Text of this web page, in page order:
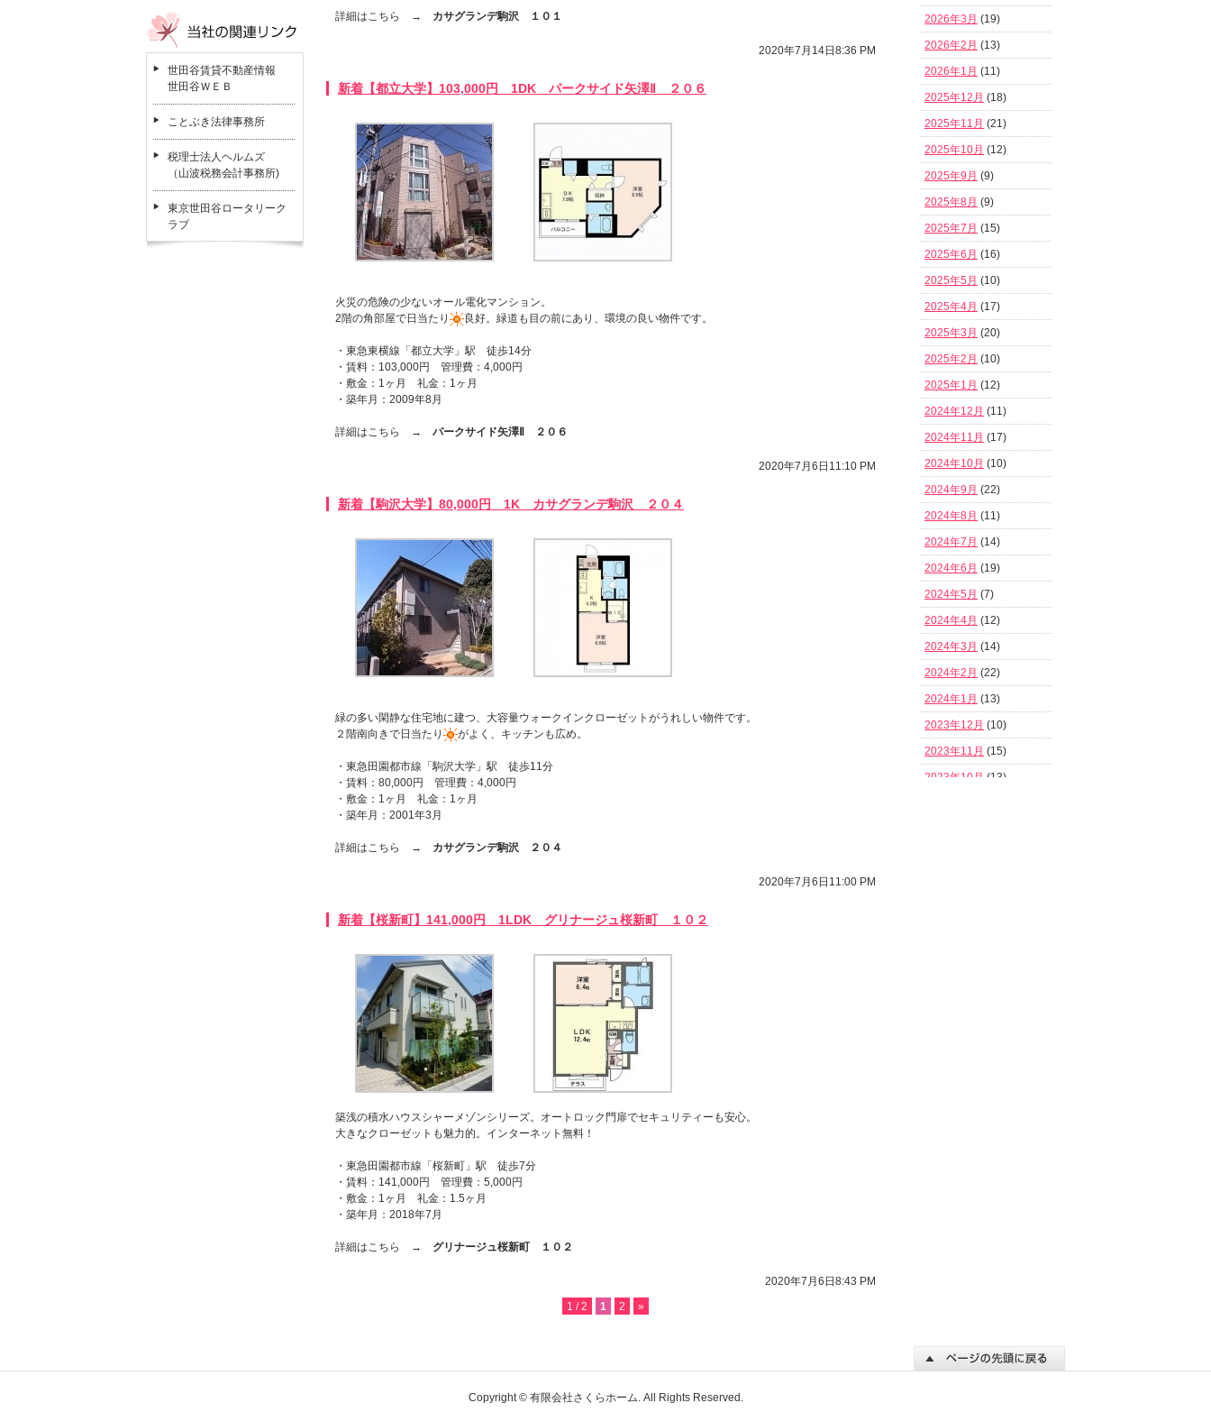
世田谷賃貸不動産情報
世田谷ＷＥＢ
ことぶき法律事務所
税理士法人ヘルムズ
（山波税務会計事務所)
東京世田谷ロータリーク
ラブ
詳細はこちら → カサグランデ駒沢 １０１
2020年7月14日8:36 PM
新着【都立大学】103,000円 1DK パークサイド矢澤Ⅱ ２０６
火災の危険の少ないオール電化マンション。
2階の角部屋で日当たり
良好。緑道も目の前にあり、環境の良い物件です。
・東急東横線「都立大学」駅 徒歩14分
・賃料：103,000円 管理費：4,000円
・敷金：1ヶ月 礼金：1ヶ月
・築年月：2009年8月
詳細はこちら → パークサイド矢澤Ⅱ ２０６
2020年7月6日11:10 PM
新着【駒沢大学】80,000円 1K カサグランデ駒沢 ２０４
緑の多い閑静な住宅地に建つ、大容量ウォークインクローゼットがうれしい物件です。
２階南向きで日当たり
がよく、キッチンも広め。
・東急田園都市線「駒沢大学」駅 徒歩11分
・賃料：80,000円 管理費：4,000円
・敷金：1ヶ月 礼金：1ヶ月
・築年月：2001年3月
詳細はこちら → カサグランデ駒沢 ２０４
2020年7月6日11:00 PM
新着【桜新町】141,000円 1LDK グリナージュ桜新町 １０２
築浅の積水ハウスシャーメゾンシリーズ。オートロック門扉でセキュリティーも安心。
大きなクローゼットも魅力的。インターネット無料！
・東急田園都市線「桜新町」駅 徒歩7分
・賃料：141,000円 管理費：5,000円
・敷金：1ヶ月 礼金：1.5ヶ月
・築年月：2018年7月
詳細はこちら → グリナージュ桜新町 １０２
2020年7月6日8:43 PM
1 / 2
1 2 »
2026年3月 (19)
2026年2月 (13)
2026年1月 (11)
2025年12月 (18)
2025年11月 (21)
2025年10月 (12)
2025年9月 (9)
2025年8月 (9)
2025年7月 (15)
2025年6月 (16)
2025年5月 (10)
2025年4月 (17)
2025年3月 (20)
2025年2月 (10)
2025年1月 (12)
2024年12月 (11)
2024年11月 (17)
2024年10月 (10)
2024年9月 (22)
2024年8月 (11)
2024年7月 (14)
2024年6月 (19)
2024年5月 (7)
2024年4月 (12)
2024年3月 (14)
2024年2月 (22)
2024年1月 (13)
2023年12月 (10)
2023年11月 (15)
2023年10月 (13)
2021年12月(10)
Copyright © 有限会社さくらホーム. All Rights Reserved.